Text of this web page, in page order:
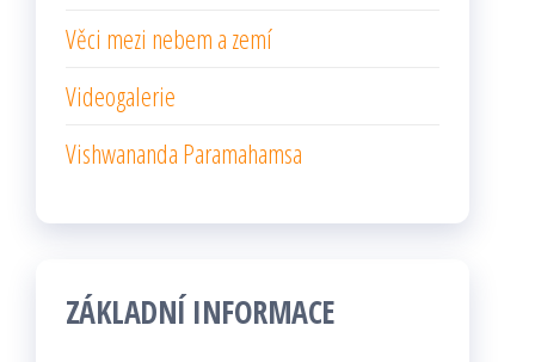
Věci mezi nebem a zemí
Videogalerie
Vishwananda Paramahamsa
ZÁKLADNÍ INFORMACE